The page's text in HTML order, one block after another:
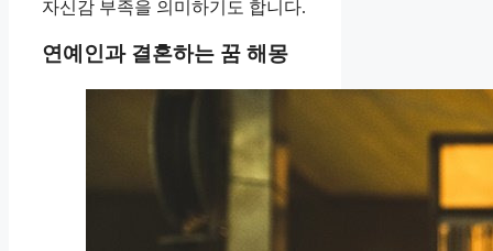
자신감 부족을 의미하기도 합니다.
연예인과 결혼하는 꿈 해몽